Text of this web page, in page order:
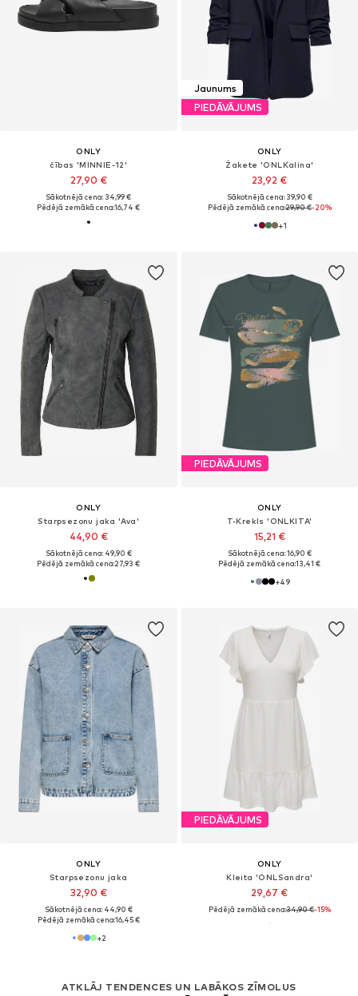
ONLY
čības 'MINNIE-12'
27,90 €
Sākotnējā cena: 34,99 €
Pēdējā zemākā cena:16,74 €
Jaunums
PIEDĀVĀJUMS
ONLY
Žakete 'ONLKalina'
23,92 €
Sākotnējā cena: 39,90 €
Pēdējā zemākā cena:29,90 €-20%
+1
ONLY
Starpsezonu jaka 'Ava'
44,90 €
Sākotnējā cena: 49,90 €
Pēdējā zemākā cena:27,93 €
PIEDĀVĀJUMS
ONLY
T-Krekls 'ONLKITA'
15,21 €
Sākotnējā cena: 16,90 €
Pēdējā zemākā cena:13,41 €
+49
ONLY
Starpsezonu jaka
32,90 €
Sākotnējā cena: 44,90 €
Pēdējā zemākā cena:16,45 €
+2
PIEDĀVĀJUMS
ONLY
Kleita 'ONLSandra'
29,67 €
Pēdējā zemākā cena:34,90 €-15%
ATKLĀJ TENDENCES UN LABĀKOS ZĪMOLUS